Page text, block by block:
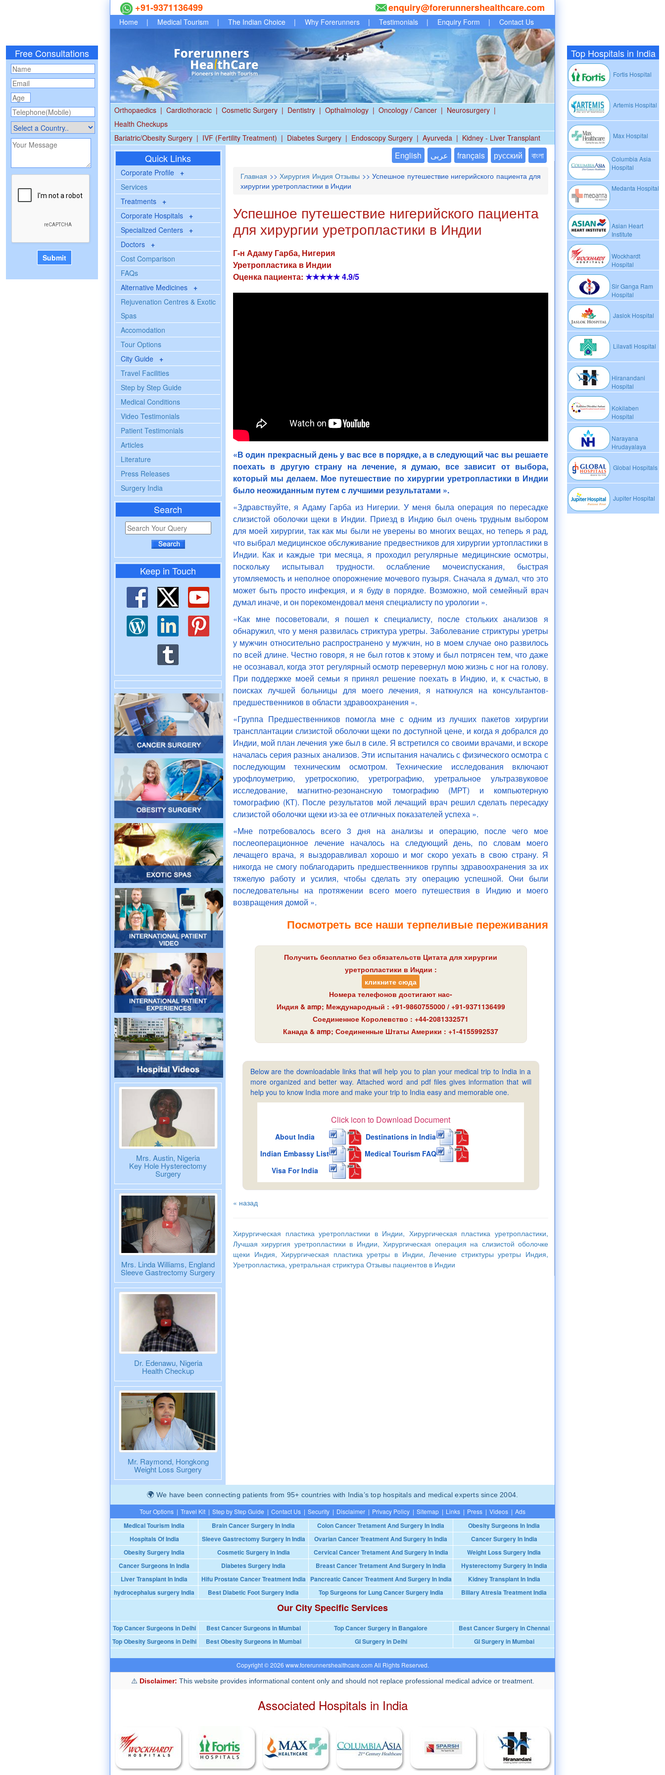
Free Consultations Top Hospitals in India
Fortis Hospital
Artemis Hospital
Max Hospital
Columbia Asia
Hospital
Medanta Hospital
Asian Heart
Institute
Wockhardt
Hospital
Sir Ganga Ram
Hospital
Jaslok Hospital
Lilavati Hospital
Hiranandani
Hospital
Kokilaben
Hospital
Narayana
Hrudayalaya
Global Hospitals
Jupiter Hospital
+91-9371136499 enquiry@forerunnershealthcare.com
Home | Medical Tourism | The Indian Choice | Why Forerunners | Testimonials | Enquiry Form | Contact Us
Orthopaedics | Cardiothoracic | Cosmetic Surgery | Dentistry | Opthalmology | Oncology / Cancer | Neurosurgery |
Health Checkups
Bariatric/Obesity Surgery | IVF (Fertility Treatment) | Diabetes Surgery | Endoscopy Surgery | Ayurveda | Kidney - Liver Transplant
Quick Links
Corporate Profile +
Services
Treatments +
Corporate Hospitals +
Specialized Centers +
Doctors +
Cost Comparison
FAQs
Alternative Medicines +
Rejuvenation Centres & Exotic
Spas
Accomodation
Tour Options
City Guide +
Travel Facilities
Step by Step Guide
Medical Conditions
Video Testimonials
Patient Testimonials
Articles
Literature
Press Releases
Surgery India
Search
Keep in Touch
Mrs. Austin, Nigeria
Key Hole Hysterectomy
Surgery
Mrs. Linda Williams, England
Sleeve Gastrectomy Surgery
Dr. Edenawu, Nigeria
Health Checkup
Mr. Raymond, Hongkong
Weight Loss Surgery
English عربى français русский বাংলা
Главная >> Хирургия Индия Отзывы >> Успешное путешествие нигерийского пациента для
хирургии уретропластики в Индии
Успешное путешествие нигерийского пациента
для хирургии уретропластики в Индии
Г-н Адаму Гарба, Нигерия
Уретропластика в Индии
Оценка пациента: ★★★★★4.9/5
«В один прекрасный день у вас все в порядке, а в следующий час вы решаете
поехать в другую страну на лечение, я думаю, все зависит от выбора,
который мы делаем. Мое путешествие по хирургии уретропластики в Индии
было неожиданным путем с лучшими результатами ».
«Здравствуйте, я Адаму Гарба из Нигерии. У меня была операция по пересадке
слизистой оболочки щеки в Индии. Приезд в Индию был очень трудным выбором
для моей хирургии, так как мы были не уверены во многих вещах, но теперь я рад,
что выбрал медицинское обслуживание предвестников для хирургии уртопластики в
Индии. Как и каждые три месяца, я проходил регулярные медицинские осмотры,
поскольку испытывал трудности. ослабление мочеиспускания, быстрая
утомляемость и неполное опорожнение мочевого пузыря. Сначала я думал, что это
может быть просто инфекция, и я буду в порядке. Возможно, мой семейный врач
думал иначе, и он порекомендовал меня специалисту по урологии ».
«Как мне посоветовали, я пошел к специалисту, после стольких анализов я
обнаружил, что у меня развилась стриктура уретры. Заболевание стриктуры уретры
у мужчин относительно распространено у мужчин, но в моем случае оно развилось
по всей длине. Честно говоря, я не был готов к этому и был потрясен тем, что даже
не осознавал, когда этот регулярный осмотр перевернул мою жизнь с ног на голову.
При поддержке моей семьи я принял решение поехать в Индию, и, к счастью, в
поисках лучшей больницы для моего лечения, я наткнулся на консультантов-
предшественников в области здравоохранения ».
«Группа Предшественников помогла мне с одним из лучших пакетов хирургии
трансплантации слизистой оболочки щеки по доступной цене, и когда я добрался до
Индии, мой план лечения уже был в силе. Я встретился со своими врачами, и вскоре
началась серия разных анализов. Эти испытания начались с физического осмотра с
последующим техническим осмотром. Технические исследования включают
урофлоуметрию, уретроскопию, уретрографию, уретральное ультразвуковое
исследование, магнитно-резонансную томографию (МРТ) и компьютерную
томографию (КТ). После результатов мой лечащий врач решил сделать пересадку
слизистой оболочки щеки из-за ее отличных показателей успеха ».
«Мне потребовалось всего 3 дня на анализы и операцию, после чего мое
послеоперационное лечение началось на следующий день, по словам моего
лечащего врача, я выздоравливал хорошо и мог скоро уехать в свою страну. Я
никогда не смогу поблагодарить предшественников группы здравоохранения за их
тяжелую работу и усилия, чтобы сделать эту операцию успешной. Они были
последовательны на протяжении всего моего путешествия в Индию и моего
возвращения домой ».
Посмотреть все наши терпеливые переживания
Получить бесплатно без обязательств Цитата для хирургии
уретропластики в Индии :
кликните сюда
Номера телефонов достигают нас-
Индия & amp; Международный : +91-9860755000 / +91-9371136499
Соединенное Королевство : +44-2081332571
Канада & amp; Соединенные Штаты Америки : +1-4155992537
Below are the downloadable links that will help you to plan your medical trip to India in a
more organized and better way. Attached word and pdf files gives information that will
help you to know India more and make your trip to India easy and memorable one.
Click icon to Download Document
About India
Destinations in India
Indian Embassy List
Medical Tourism FAQ
Visa For India
« назад
Хирургическая пластика уретропластики в Индии, Хирургическая пластика уретропластики,
Лучшая хирургия уретропластики в Индии, Хирургическая операция на слизистой оболочке
щеки Индия, Хирургическая пластика уретры в Индии, Лечение стриктуры уретры Индия,
Уретропластика, уретральная стриктура Отзывы пациентов в Индии
We have been connecting patients from 95+ countries with India’s top hospitals and medical experts since 2004.
Tour Options | Travel Kit | Step by Step Guide | Contact Us | Security | Disclaimer | Privacy Policy | Sitemap | Links | Press | Videos | Ads
Medical Tourism India Brain Cancer Surgery In India Colon Cancer Tretament And Surgery In India
Obesity Surgeons In India
Hospitals Of India
Sleeve Gastrectomy Surgery In India Ovarian Cancer Treatment And Surgery In India
Cancer Surgery In India
Obesity Surgery India
Cosmetic Surgery in India Cervical Cancer Tretament And Surgery In India
Weight Loss Surgery India
Cancer Surgeons In India
Diabetes Surgery India Breast Cancer Tretament And Surgery In India
Hysterectomy Surgery In India
Liver Transplant In India
Hifu Prostate Cancer Treatment India Pancreatic Cancer Treatment And Surgery In India
Kidney Transplant In India
hydrocephalus surgery India
Best Diabetic Foot Surgery India Top Surgeons for Lung Cancer Surgery India Biliary Atresia Treatment India
Our City Specific Services
Top Cancer Surgeons in Delhi Best Cancer Surgeons in Mumbai Top Cancer Surgery in Bangalore
Best Cancer Surgery in Chennai
Top Obesity Surgeons in Delhi
Best Obesity Surgeons in Mumbai GI Surgery in Delhi GI Surgery in Mumbai
Copyright © 2026 www.forerunnershealthcare.com All Rights Reserved.
Disclaimer: This website provides informational content only and should not replace professional medical advice or treatment.
Associated Hospitals in India